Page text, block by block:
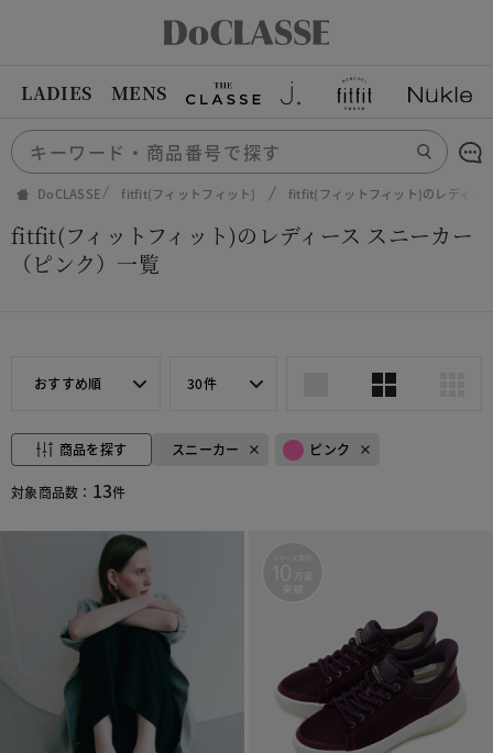
LADIES MENS
DoCLASSE fitfit(フィットフィット) fitfit(フィットフィット)のレディー
fitfit(フィットフィット)のレディース スニーカー
（ピンク）一覧
おすすめ順 30件
商品を探す スニーカー ピンク
対象商品数： 13件